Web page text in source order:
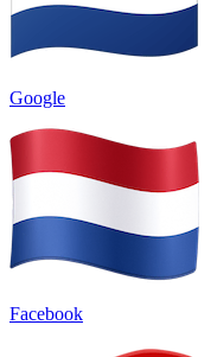
Google
Facebook